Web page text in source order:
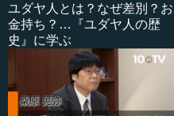
ユダヤ人とは？なぜ差別？お
金持ち？…『ユダヤ人の歴
史』に学ぶ